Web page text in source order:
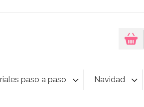
paso a paso Navidad